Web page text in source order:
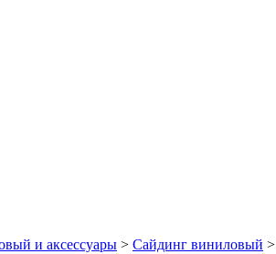
и аксессуары > Сайдинг виниловый >